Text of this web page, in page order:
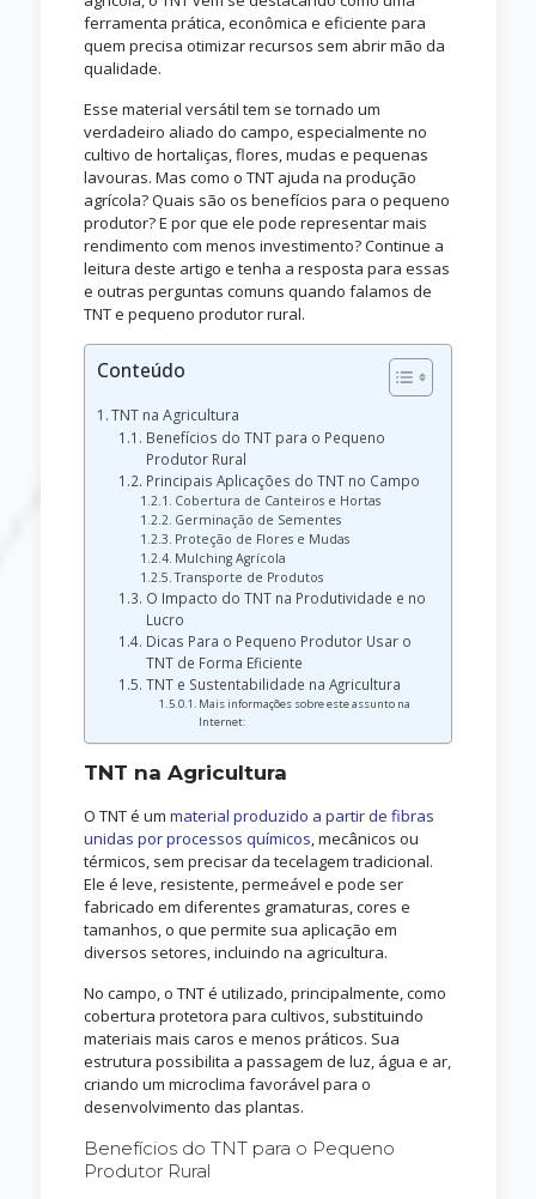
ferramenta prática, econômica e eficiente para
quem precisa otimizar recursos sem abrir mão da
qualidade.
Esse material versátil tem se tornado um
verdadeiro aliado do campo, especialmente no
cultivo de hortaliças, flores, mudas e pequenas
lavouras. Mas como o TNT ajuda na produção
agrícola? Quais são os benefícios para o pequeno
produtor? E por que ele pode representar mais
rendimento com menos investimento? Continue a
leitura deste artigo e tenha a resposta para essas
e outras perguntas comuns quando falamos de
TNT e pequeno produtor rural.
Conteúdo
TNT na Agricultura
Benefícios do TNT para o Pequeno
Produtor Rural
Principais Aplicações do TNT no Campo
Cobertura de Canteiros e Hortas
Germinação de Sementes
Proteção de Flores e Mudas
Mulching Agrícola
Transporte de Produtos
O Impacto do TNT na Produtividade e no
Lucro
Dicas Para o Pequeno Produtor Usar o
TNT de Forma Eficiente
TNT e Sustentabilidade na Agricultura
Mais informações sobre este assunto na
Internet:
TNT na Agricultura
O TNT é um material produzido a partir de fibras
unidas por processos químicos, mecânicos ou
térmicos, sem precisar da tecelagem tradicional.
Ele é leve, resistente, permeável e pode ser
fabricado em diferentes gramaturas, cores e
tamanhos, o que permite sua aplicação em
diversos setores, incluindo na agricultura.
No campo, o TNT é utilizado, principalmente, como
cobertura protetora para cultivos, substituindo
materiais mais caros e menos práticos. Sua
estrutura possibilita a passagem de luz, água e ar,
criando um microclima favorável para o
desenvolvimento das plantas.
Benefícios do TNT para o Pequeno
Produtor Rural